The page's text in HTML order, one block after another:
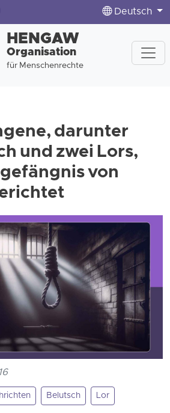
Deutsch
HENGAW
Organisation
für Menschenrechte
darunter
und zwei Lors,
von
Belutsch Lor